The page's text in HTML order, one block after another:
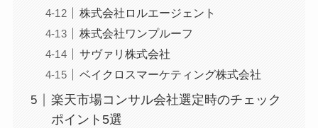
株式会社ロルエージェント
株式会社ワンプルーフ
サヴァリ株式会社
ベイクロスマーケティング株式会社
楽天市場コンサル会社選定時のチェック
ポイント5選